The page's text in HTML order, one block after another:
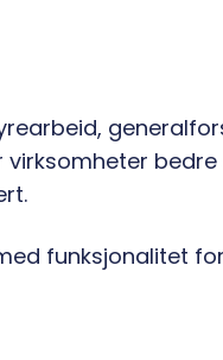
virksomheter
funksjonalitet